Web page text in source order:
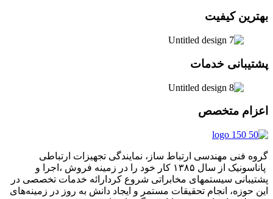
بهترین کیفیت
پشتیبانی خدمات
اعزام متخصص
گروه فنی مهندسی ارتباط ساز، نمایندگی تجهیزات ارتباطی
پاناسونیک از سال ۱۳۸۵ کار خود را در زمینه فروش ،اجرا و
پشتیبانی سیستمهای مخابراتی شروع کردارائه خدمات تخصصی در
این حوزه، انجام تحقیقات مستمر و ایجاد دانش به‌ روز در زمینه‌های